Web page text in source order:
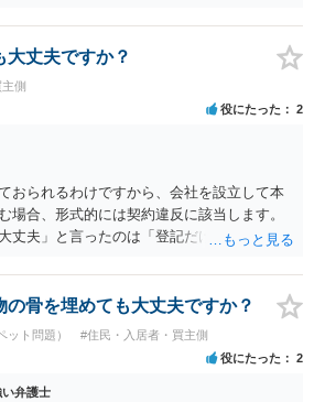
すが、中身のある返答は期待できないと思
大丈夫ですか？
側
役にたった 2
おられるわけですから、会社を設立して本
場合、形式的には契約違反に該当します。
丈夫」と言ったのは「登記だけなら実務上
証ではありません。 ただ、解除まで認めら
頼関係が破壊されたかどうかで判断されま
舗用に大きく改築する等までなさらない限
くないかもしれません。 しかしそれでも、
に、将来の更新時に更新料の上乗せを要求
料に使ったりする可能性は否定できませ
骨を埋めても大丈夫ですか？
ト問題） #住民・入居者・買主側
役にたった 2
弁護士